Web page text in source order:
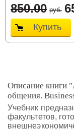
850.00 руб.
Купить
Описание книги
общения.
Учебник
факультетов,